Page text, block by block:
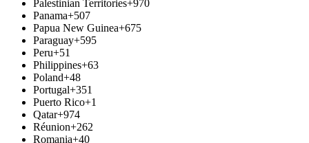
Palestinian Territories+970
Panama+507
Papua New Guinea+675
Paraguay+595
Peru+51
Philippines+63
Poland+48
Portugal+351
Puerto Rico+1
Qatar+974
Réunion+262
Romania+40